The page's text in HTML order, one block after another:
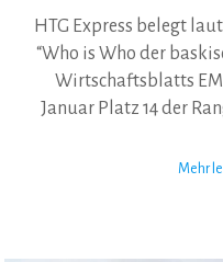
HTG Express belegt
“Who is Who der
Wirtschaftsblatts
Januar Platz 14 der
Mehr